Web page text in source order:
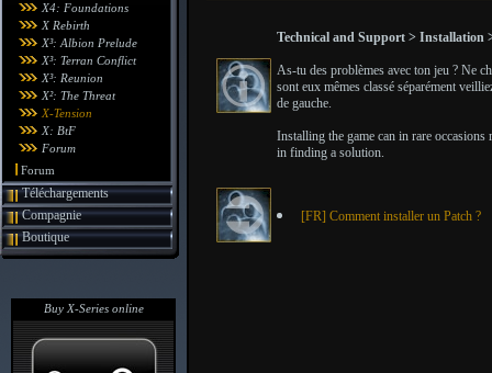
X4: Foundations
X Rebirth
X³: Albion Prelude
X³: Terran Conflict
X³: Reunion
X²: The Threat
X-Tension
X: BtF
Forum
Forum
Téléchargements
Compagnie
Boutique
Buy X-Series online
Technical and Support > Installation
As-tu des problèmes avec ton jeu ? Ne
sont eux mêmes classé séparément
de gauche.
Installing the game can in rare
in finding a solution.
[FR] Comment installer un Patch ?